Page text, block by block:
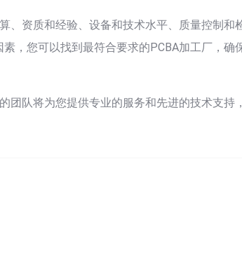
、资质和经验、设备和技术水平、质量控制和
，您可以找到最符合要求的PCBA加工厂，确
团队将为您提供专业的服务和先进的技术支持